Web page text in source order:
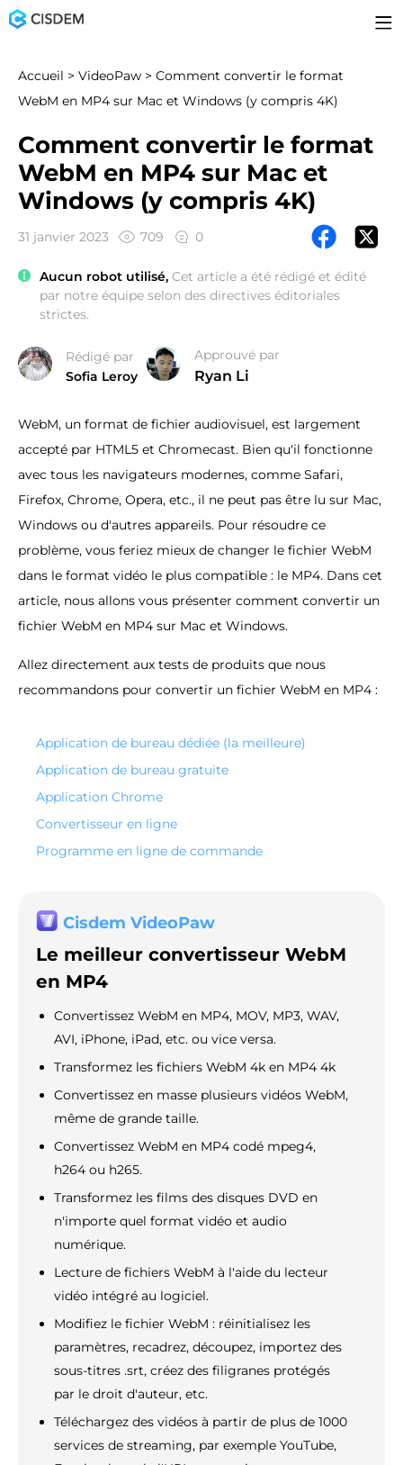
Accueil > VideoPaw > Comment convertir le format
WebM en MP4 sur Mac et Windows (y compris 4K)
Comment convertir le format
WebM en MP4 sur Mac et
Windows (y compris 4K)
31 janvier 2023 709 0
Aucun robot utilisé, Cet article a été rédigé et édité
par notre équipe selon des directives éditoriales
strictes.
Rédigé par
Sofia Leroy
Approuvé par
Ryan Li
WebM, un format de fichier audiovisuel, est largement
accepté par HTML5 et Chromecast. Bien qu'il fonctionne
avec tous les navigateurs modernes, comme Safari,
Firefox, Chrome, Opera, etc., il ne peut pas être lu sur Mac,
Windows ou d'autres appareils. Pour résoudre ce
problème, vous feriez mieux de changer le fichier WebM
dans le format vidéo le plus compatible : le MP4. Dans cet
article, nous allons vous présenter comment convertir un
fichier WebM en MP4 sur Mac et Windows.
Allez directement aux tests de produits que nous
recommandons pour convertir un fichier WebM en MP4 :
Application de bureau dédiée (la meilleure)
Application de bureau gratuite
Application Chrome
Convertisseur en ligne
Programme en ligne de commande
Cisdem VideoPaw
Le meilleur convertisseur WebM
en MP4
Convertissez WebM en MP4, MOV, MP3, WAV,
AVI, iPhone, iPad, etc. ou vice versa.
Transformez les fichiers WebM 4k en MP4 4k
Convertissez en masse plusieurs vidéos WebM,
même de grande taille.
Convertissez WebM en MP4 codé mpeg4,
h264 ou h265.
Transformez les films des disques DVD en
n'importe quel format vidéo et audio
numérique.
Lecture de fichiers WebM à l'aide du lecteur
vidéo intégré au logiciel.
Modifiez le fichier WebM : réinitialisez les
paramètres, recadrez, découpez, importez des
sous-titres .srt, créez des filigranes protégés
par le droit d'auteur, etc.
Téléchargez des vidéos à partir de plus de 1000
services de streaming, par exemple YouTube,